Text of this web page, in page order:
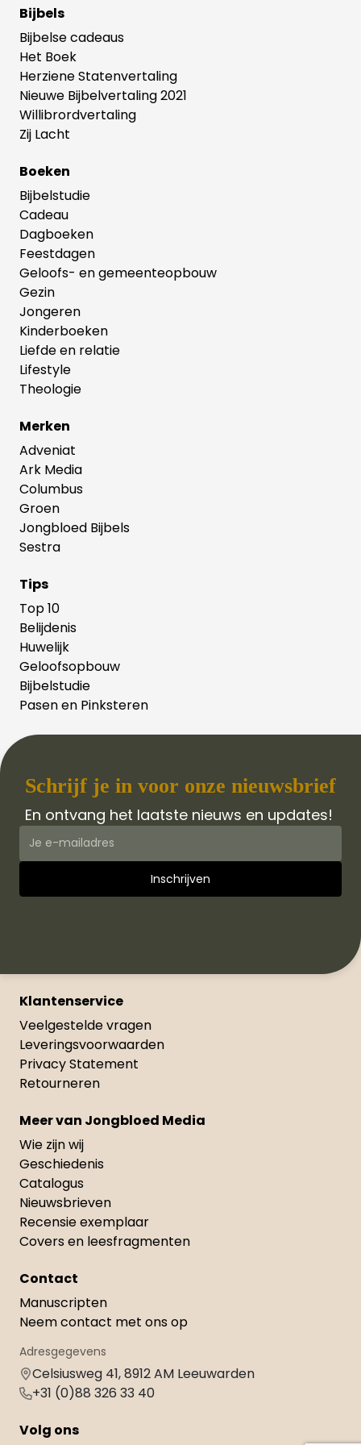
Bijbels
Bijbelse cadeaus
Het Boek
Herziene Statenvertaling
Nieuwe Bijbelvertaling 2021
Willibrordvertaling
Zij Lacht
Boeken
Bijbelstudie
Cadeau
Dagboeken
Feestdagen
Geloofs- en gemeenteopbouw
Gezin
Jongeren
Kinderboeken
Liefde en relatie
Lifestyle
Theologie
Merken
Adveniat
Ark Media
Columbus
Groen
Jongbloed Bijbels
Sestra
Tips
Top 10
Belijdenis
Huwelijk
Geloofsopbouw
Bijbelstudie
Pasen en Pinksteren
Schrijf je in voor onze nieuwsbrief
En ontvang het laatste nieuws en updates!
Klantenservice
Veelgestelde vragen
Leveringsvoorwaarden
Privacy Statement
Retourneren
Meer van Jongbloed Media
Wie zijn wij
Geschiedenis
Catalogus
Nieuwsbrieven
Recensie exemplaar
Covers en leesfragmenten
Contact
Manuscripten
Neem contact met ons op
Adresgegevens
Celsiusweg 41, 8912 AM Leeuwarden
+31 (0)88 326 33 40
Volg ons